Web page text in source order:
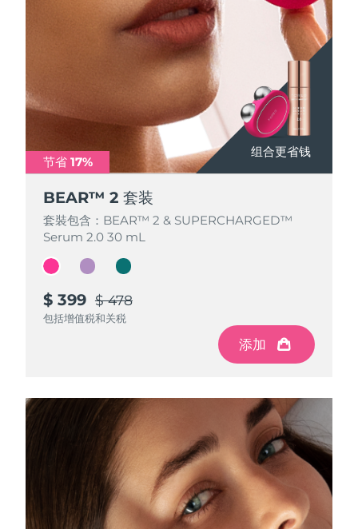
组合更省钱
节省 17%
BEAR™ 2 套装
套裝包含：BEAR™ 2 & SUPERCHARGED™
Serum 2.0 30 mL
$ 399 $ 478
包括增值税和关税
添加
组合更省钱
节省 17%
BEAR™ 2 套装
套裝包含：BEAR™ 2 & SUPERCHARGED™
Serum 2.0 30 mL
$ 399 $ 478
包括增值税和关税
添加
组合更省钱
节省 17%
BEAR™ 2 套装
套裝包含：BEAR™ 2 & SUPERCHARGED™
Serum 2.0 30 mL
$ 399 $ 478
包括增值税和关税
添加
预计送达日期 8/11/26
罗马尼亚 预计送达日期 8/10/26
预计送达日期
新加坡 预计送达日期
斯洛伐克
斯洛文尼亚
预计送达日期 8/18/26
预计送达日期8/12/26
西班牙 预计送达日期8/10/26
瑞典 预计送达日期 8/10/26
预计送达日期 8/10/26
台湾 预计送达日期8/15/26